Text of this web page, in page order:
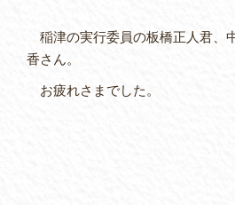
稲津の実行委員の板橋正人君、
香さん。
お疲れさまでした。